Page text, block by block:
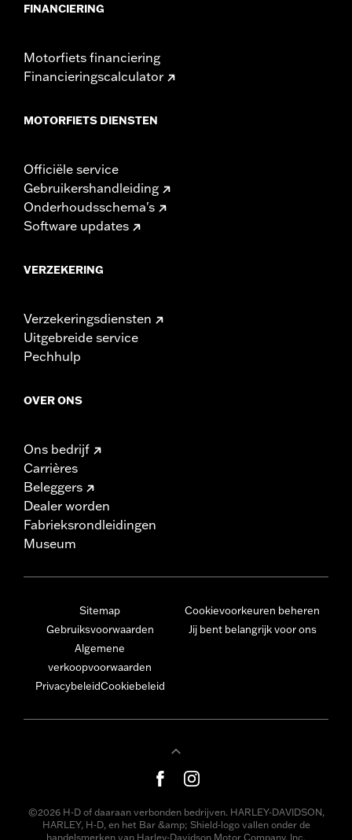
FINANCIERING
Motorfiets financiering
Financieringscalculator
MOTORFIETS DIENSTEN
Officiële service
Gebruikershandleiding
Onderhoudsschema's
Software updates
VERZEKERING
Verzekeringsdiensten
Uitgebreide service
Pechhulp
OVER ONS
Ons bedrijf
Carrières
Beleggers
Dealer worden
Fabrieksrondleidingen
Museum
Sitemap
Gebruiksvoorwaarden
Algemene
verkoopvoorwaarden
PrivacybeleidCookiebeleid
Cookievoorkeuren beheren
Jij bent belangrijk voor ons
©2026 H-D of daaraan verbonden bedrijven. HARLEY-DAVIDSON,
HARLEY, H-D, en het Bar &amp; Shield-logo vallen onder de
handelsmerken van Harley-Davidson Motor Company, Inc.